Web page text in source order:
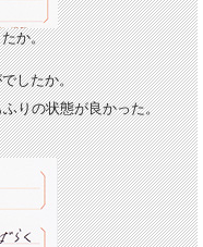
か。
したか。
ふりの状態が良かった。